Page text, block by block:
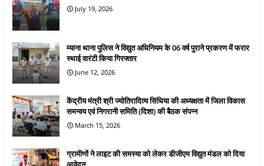
July 19, 2026
म्याना थाना पुलिस ने विद्युत अधिनियम के 06 वर्ष पुराने प्रकरण में फरार
स्थाई वारंटी किया गिरफ्तार
June 12, 2026
केंद्रीय मंत्री श्री ज्योतिरादित्य सिंधिया की अध्यक्षता में जिला विकास
समन्वय एवं निगरानी समिति (दिशा) की बैठक संपन्न
March 15, 2026
ग्रामीणों ने लाइट की समस्या को लेकर डीजीएम विद्युत मंडल को दिया